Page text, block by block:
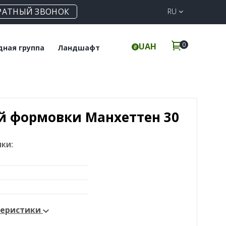
ЗВОНОК RU
группа
ступени
Ландшафт UAH 0
формовки Манхеттен 30